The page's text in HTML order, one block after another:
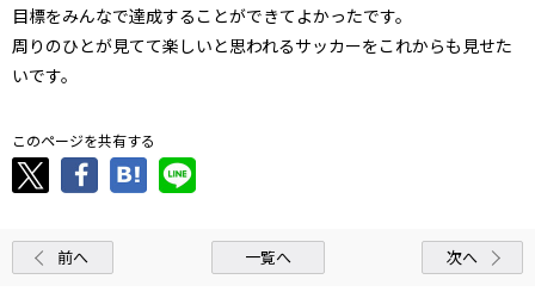
目標をみんなで達成することができてよかったです。
周りのひとが見てて楽しいと思われるサッカーをこれからも見せた
いです。
このページを共有する
前へ 一覧へ 次へ